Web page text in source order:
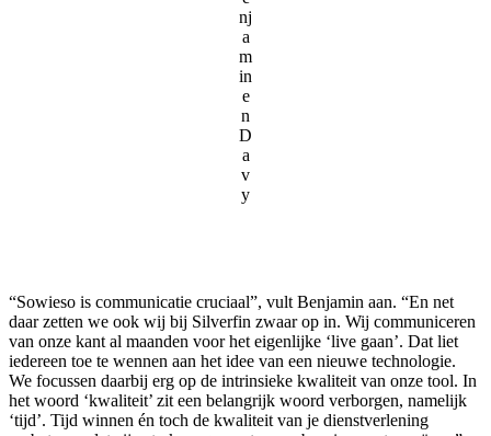
nj
a
m
in
e
n
D
a
v
y
“Sowieso is communicatie cruciaal”, vult Benjamin aan. “En net
daar zetten we ook wij bij Silverfin zwaar op in. Wij communiceren
van onze kant al maanden voor het eigenlijke ‘live gaan’. Dat liet
iedereen toe te wennen aan het idee van een nieuwe technologie.
We focussen daarbij erg op de intrinsieke kwaliteit van onze tool. In
het woord ‘kwaliteit’ zit een belangrijk woord verborgen, namelijk
‘tijd’. Tijd winnen én toch de kwaliteit van je dienstverlening